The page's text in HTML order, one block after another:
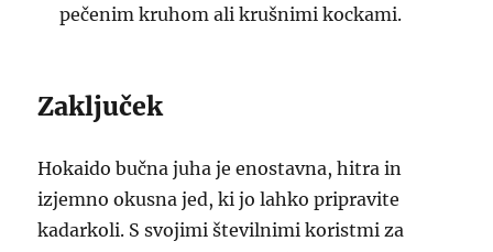
pečenim kruhom ali krušnimi kockami.
Zaključek
Hokaido bučna juha je enostavna, hitra in
izjemno okusna jed, ki jo lahko pripravite
kadarkoli. S svojimi številnimi koristmi za